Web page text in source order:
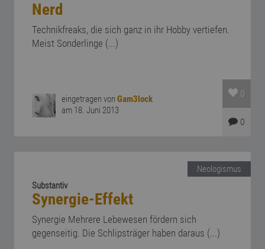
Nerd
Technikfreaks, die sich ganz in ihr Hobby vertiefen.
Meist Sonderlinge (...)
eingetragen vonGam3lock
am 18. Juni 2013
0
0
Neologismus
Substantiv
Synergie-Effekt
Synergie Mehrere Lebewesen fördern sich
gegenseitig. Die Schlipsträger haben daraus (...)